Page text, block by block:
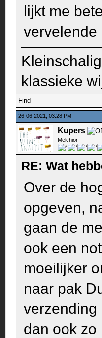
lijkt me
vervelende
klassieke
Find
26-06-2021, 03:28 PM
Kupers
Melchior
RE: Wat
Over de
opgeven,
gaan de
ook een
moeilijker
naar pak
verzending
dan ook zo